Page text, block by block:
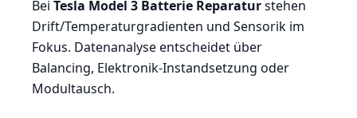
Bei Tesla Model 3 Batterie Reparaturstehen
Drift/Temperaturgradienten und Sensorik im
Fokus. Datenanalyse entscheidet über
Balancing, Elektronik-Instandsetzung oder
Modultausch.